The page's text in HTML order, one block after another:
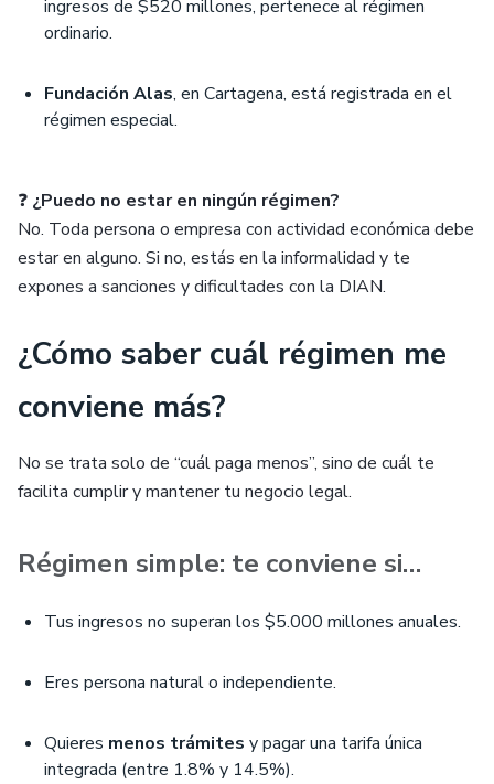
ingresos de $520 millones, pertenece al régimen
ordinario.
Fundación Alas, en Cartagena, está registrada en el
régimen especial.
❓ ¿Puedo no estar en ningún régimen?
No. Toda persona o empresa con actividad económica debe
estar en alguno. Si no, estás en la informalidad y te
expones a sanciones y dificultades con la DIAN.
¿Cómo saber cuál régimen me
conviene más?
No se trata solo de “cuál paga menos”, sino de cuál te
facilita cumplir y mantener tu negocio legal.
Régimen simple: te conviene si…
Tus ingresos no superan los $5.000 millones anuales.
Eres persona natural o independiente.
Quieres menos trámites y pagar una tarifa única
integrada (entre 1.8% y 14.5%).